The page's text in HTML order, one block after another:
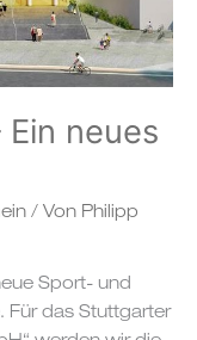
neues
/ Von Philipp
Sport- und
Für das Stuttgarter